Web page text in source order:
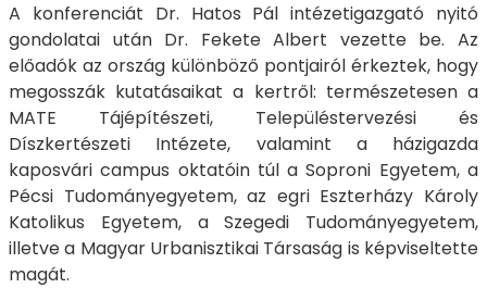
A konferenciát Dr. Hatos Pál intézetigazgató nyitó
gondolatai után Dr. Fekete Albert vezette be. Az
előadók az ország különböző pontjairól érkeztek, hogy
megosszák kutatásaikat a kertről: természetesen a
MATE Tájépítészeti, Településtervezési és
Díszkertészeti Intézete, valamint a házigazda
kaposvári campus oktatóin túl a Soproni Egyetem, a
Pécsi Tudományegyetem, az egri Eszterházy Károly
Katolikus Egyetem, a Szegedi Tudományegyetem,
illetve a Magyar Urbanisztikai Társaság is képviseltette
magát.